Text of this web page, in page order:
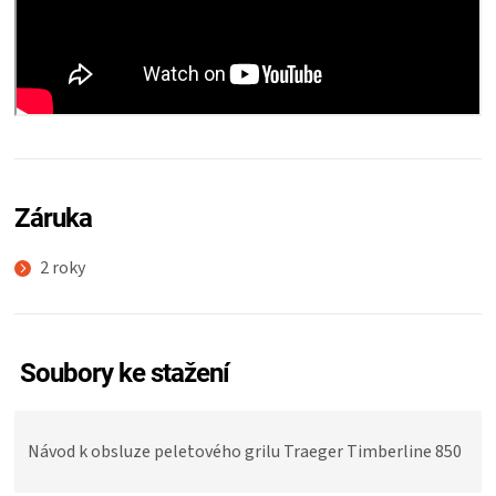
Záruka
2 roky
Soubory ke stažení
Návod k obsluze peletového grilu Traeger Timberline 850